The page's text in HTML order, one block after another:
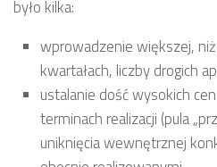
było kilka:
wprowadzenie większej,
kwartałach, liczby drogich
ustalanie dość wysokich
terminach realizacji (pula
uniknięcia wewnętrznej